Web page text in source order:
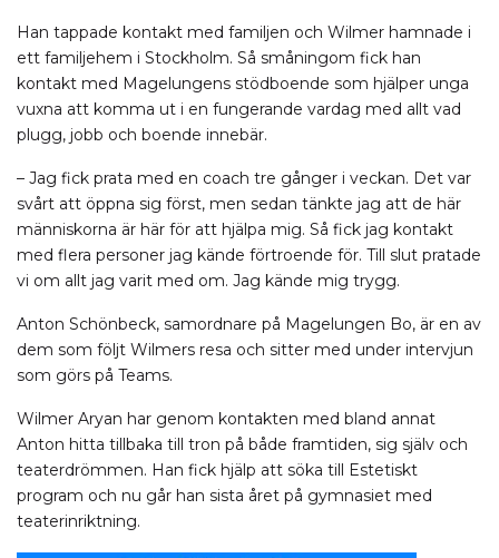
Han tappade kontakt med familjen och Wilmer hamnade i
ett familjehem i Stockholm. Så småningom fick han
kontakt med Magelungens stödboende som hjälper unga
vuxna att komma ut i en fungerande vardag med allt vad
plugg, jobb och boende innebär.
– Jag fick prata med en coach tre gånger i veckan. Det var
svårt att öppna sig först, men sedan tänkte jag att de här
människorna är här för att hjälpa mig. Så fick jag kontakt
med flera personer jag kände förtroende för. Till slut pratade
vi om allt jag varit med om. Jag kände mig trygg.
Anton Schönbeck, samordnare på Magelungen Bo, är en av
dem som följt Wilmers resa och sitter med under intervjun
som görs på Teams.
Wilmer Aryan har genom kontakten med bland annat
Anton hitta tillbaka till tron på både framtiden, sig själv och
teaterdrömmen. Han fick hjälp att söka till Estetiskt
program och nu går han sista året på gymnasiet med
teaterinriktning.